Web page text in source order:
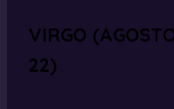
VIRGO
22)